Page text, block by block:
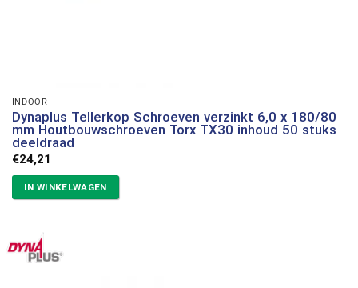
INDOOR
Dynaplus Tellerkop Schroeven verzinkt 6,0 x 180/80
mm Houtbouwschroeven Torx TX30 inhoud 50 stuks
deeldraad
€24,21
IN WINKELWAGEN